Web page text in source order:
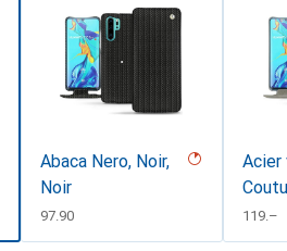
Abaca Nero, Noir,
Noir
CHF
97.90
Acier
CHF
119.–